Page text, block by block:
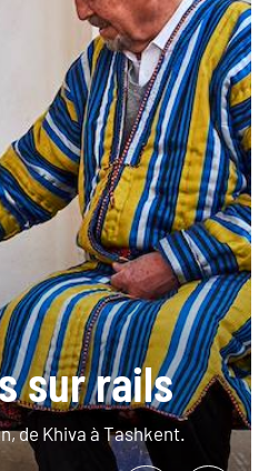
sur rails
de Khiva à Tashkent.